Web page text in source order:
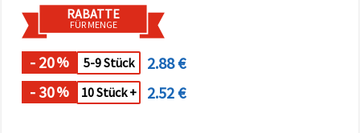
den
Einstellungen
individuell
festlegen.
Einwilligung
können Sie
jederzeit
RABATTE
FÜR MENGE
- 20% 5-9 Stück
2.88 €
- 30% 10 Stück + 2.52 €